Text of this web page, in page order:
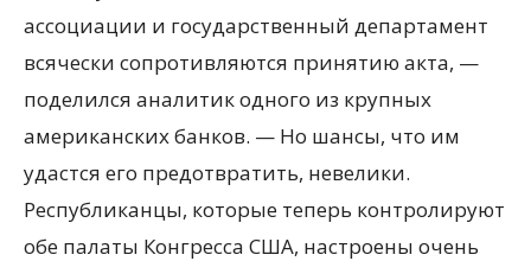
ассоциации и государственный департамент
всячески сопротивляются принятию акта, —
поделился аналитик одного из крупных
американских банков. — Но шансы, что им
удастся его предотвратить, невелики.
Республиканцы, которые теперь контролируют
обе палаты Конгресса США, настроены очень